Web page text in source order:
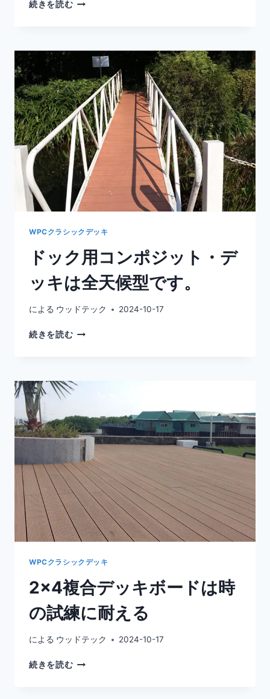
続きを読む
ジ
ト
デ
ッ
キ
ボ
ー
ド
は、
リ
ラ
ッ
ス
て
幸
せ
な
気
美
し
景
色
を
持
つ
WPCクラシックデッキ
ドック用コンポジット・デ
ッキは全天候型です。
による ウッドテック 2024-10-17
続きを読むド
コ
ン
ジ
ッ
ト・
デ
ッ
キ
は
全
天
候
で
WPCクラシックデッキ
2×4複合デッキボードは時
の試練に耐える
による ウッドテック 2024-10-17
続きを読む2×4